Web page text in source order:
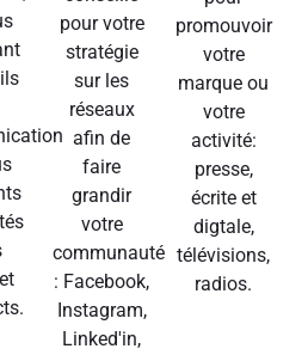
pour votre
stratégie
sur les
réseaux
afin de
faire
grandir
votre
communauté
: Facebook,
Instagram,
Linked'in,
promouvoir
votre
marque ou
votre
activité:
presse,
écrite et
digtale,
télévisions,
radios.